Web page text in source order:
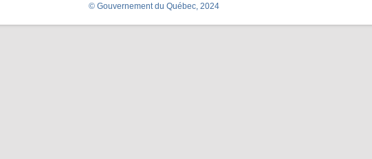
© Gouvernement du Québec, 2024